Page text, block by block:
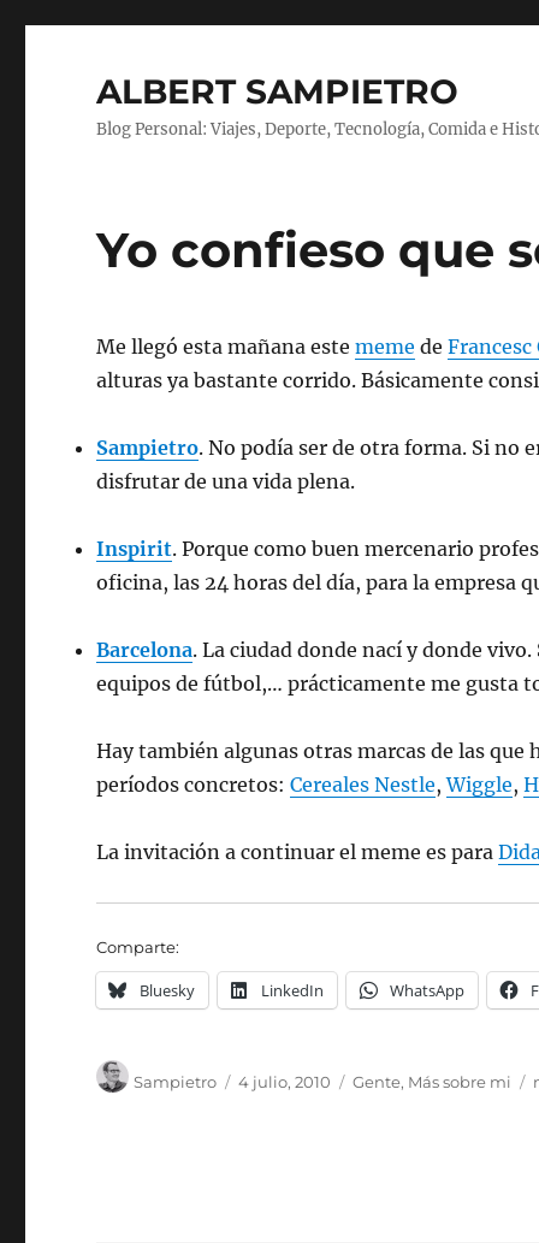
ALBERT SAMPIETRO
Blog Personal: Viajes, Deporte, Tecnología, Comida e
Yo confieso que
Me llegó esta mañana estememe deFrancesc
alturas ya bastante corrido. Básicamente
Sampietro. No podía ser de otra forma. Si no
disfrutar de una vida plena.
Inspirit. Porque como buen mercenario
oficina, las 24 horas del día, para la empresa
Barcelona. La ciudad donde nací y donde
equipos de fútbol,… prácticamente me gusta
Hay también algunas otras marcas de las
períodos concretos:Cereales Nestle,Wiggle,
La invitación a continuar el meme es para
Comparte:
Bluesky LinkedIn WhatsApp
Sampietro
el
4 julio, 2010 Gente, Más sobre mi